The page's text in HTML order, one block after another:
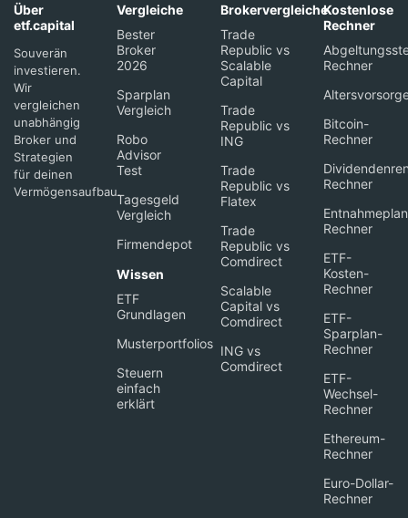
Über
etf.capital
Souverän
investieren.
Wir
vergleichen
unabhängig
Broker und
Strategien
für deinen
Vermögensaufbau.
Vergleiche
Bester
Broker
2026
Sparplan
Vergleich
Robo
Advisor
Test
Tagesgeld
Vergleich
Firmendepot
Wissen
ETF
Grundlagen
Musterportfolios
Steuern
einfach
erklärt
Brokervergleiche
Trade
Republic vs
Scalable
Capital
Trade
Republic vs
ING
Trade
Republic vs
Flatex
Trade
Republic vs
Comdirect
Scalable
Capital vs
Comdirect
ING vs
Comdirect
Kostenlose
Rechner
Rechner
Bitcoin-
Rechner
Rechner
Rechner
ETF-
Kosten-
Rechner
ETF-
Sparplan-
Rechner
ETF-
Wechsel-
Rechner
Ethereum-
Rechner
Euro-Dollar-
Rechner